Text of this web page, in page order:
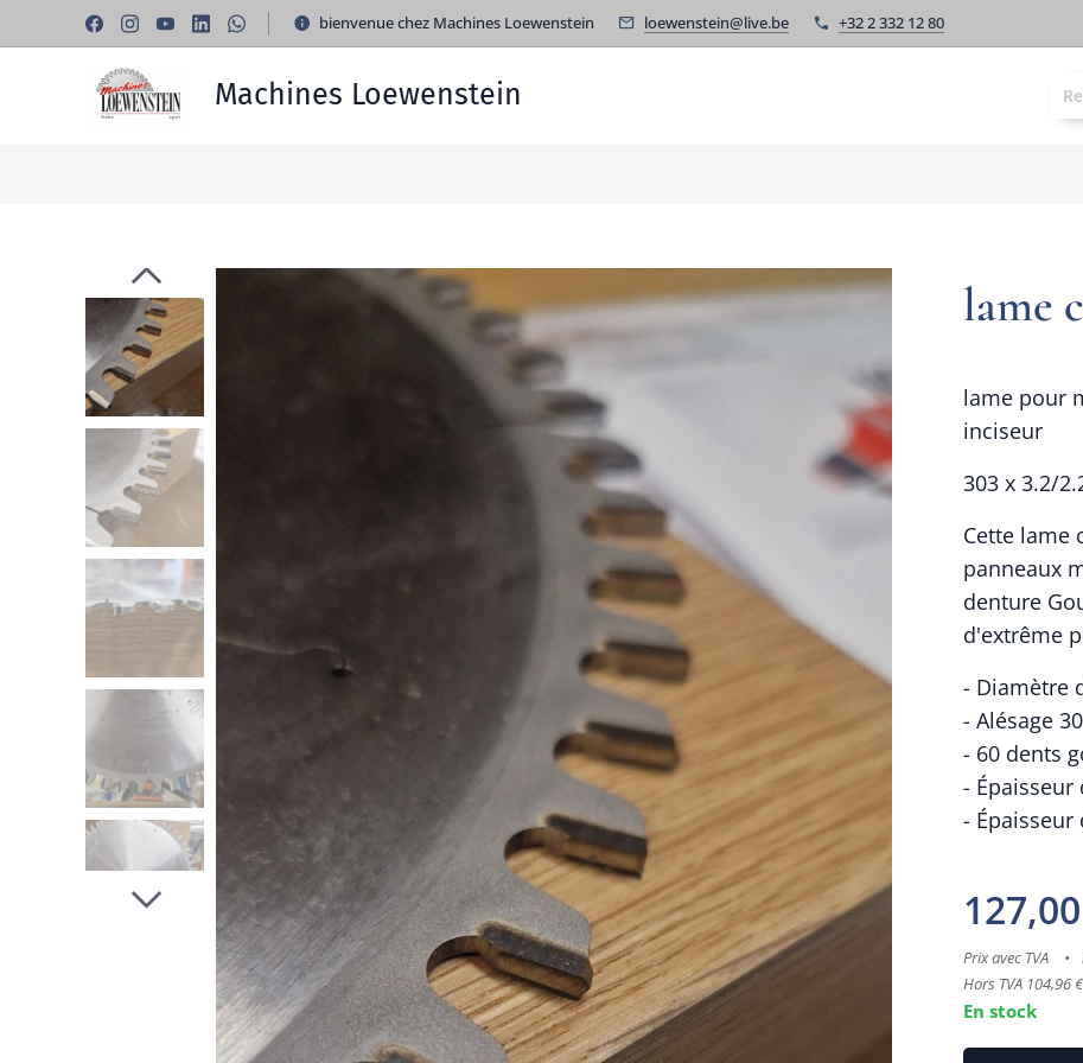
bienvenue chez Machines Loewenstein loewenstein@live.be +32 2 332 12 80
Machines Loewenstein
lame
lame pour
inciseur
303 x 3.2/
Cette lame
panneaux
denture
d'extrême
- Diamètre
- Alésage
- 60 dents
- Épaisseur
-
127,00
Prix avec TVA
Hors TVA 104,96 €
En stock